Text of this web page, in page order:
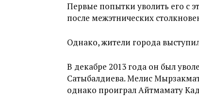
Первые попытки уволить его с
после межэтнических
Однако, жители города
В декабре 2013 года он был
Сатыбалдиева. Мелис
однако проиграл Айтмамату